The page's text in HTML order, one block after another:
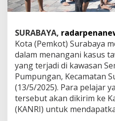
e
l
j
a
P
e
l
a
k
u
T
SURABAYA,
Kota (Pemkot) Surabaya
dalam menangani kasus
yang terjadi di kawasan
Pumpungan, Kecamatan
(13/5/2025). Para pelajar
tersebut akan dikirim ke
(KANRI) untuk